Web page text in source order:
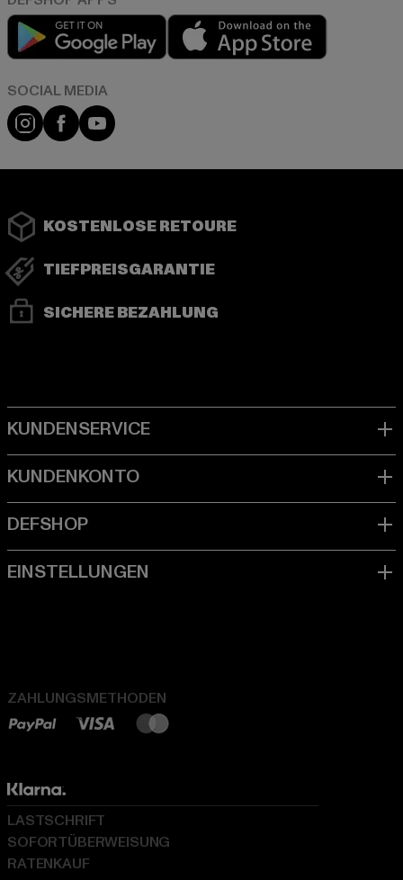
Play market
Instagram
FacebookYouTube
KOSTENLOSE RETOURE
TIEFPREISGARANTIE
SICHERE BEZAHLUNG
ZAHLUNGSMETHODEN
LASTSCHRIFT
SOFORTÜBERWEISUNG
RATENKAUF